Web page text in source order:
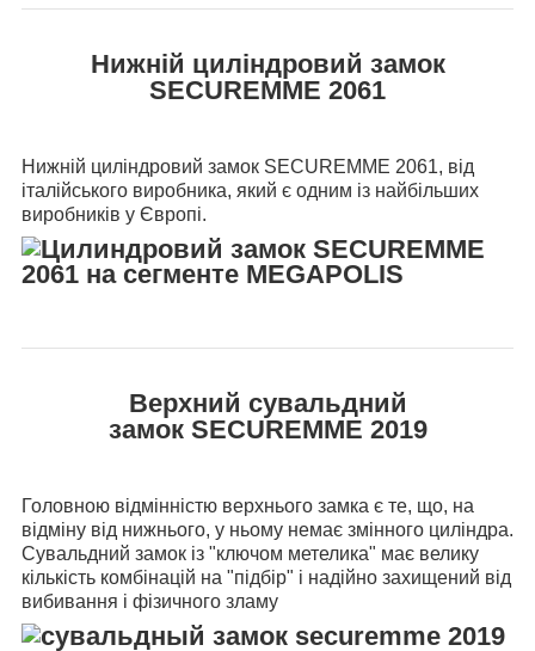
Нижній циліндровий замок
SECUREMME 2061
Нижній циліндровий замок SECUREMME 2061, від
італійського виробника, який є одним із найбільших
виробників у Європі.
Верхний сувальдний
замок SECUREMME 2019
Головною відмінністю верхнього замка є те, що, на
відміну від нижнього, у ньому немає змінного циліндра.
Сувальдний замок із "ключом метелика" має велику
кількість комбінацій на "підбір" і надійно захищений від
вибивання і фізичного зламу